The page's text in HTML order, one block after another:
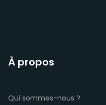
À propos
Qui sommes-nous ?